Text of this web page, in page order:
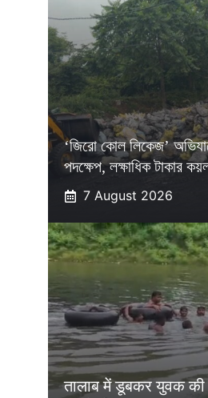
‘জিরো কোল লিকেজ’
পদক্ষেপ, লক্ষাধিক টাকার
7 August 2026
तालाब में डूबकर युवक की